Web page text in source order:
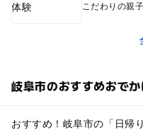
こだわりの親
岐阜市のおすすめおでか
おすすめ！岐阜市の「日帰